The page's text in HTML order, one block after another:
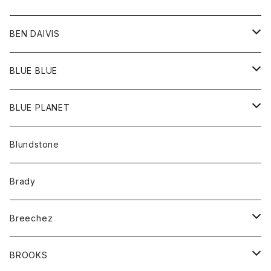
バッグ
ポーチ
トップス
Ｔシャツ
BEN DAIVIS
ポトム
パンツ
BLUE BLUE
アウター
カーディガン
コート
アクセサリー
バッグ
ベルト
キッズ
Tシャツ
グッズ
アンダーウェアー
トップス
BLUE PLANET
サングラス
Blundstone
Brady
Breechez
シャツ
BROOKS